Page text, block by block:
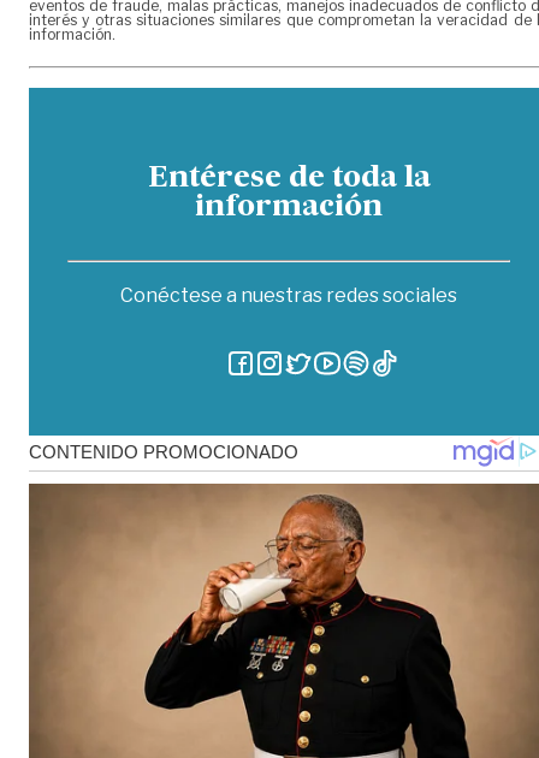
eventos de fraude, malas prácticas, manejos inadecuados de conflicto
interés y otras situaciones similares que comprometan la veracidad de
información.
Entérese de toda la
información
Conéctese a nuestras redes sociales